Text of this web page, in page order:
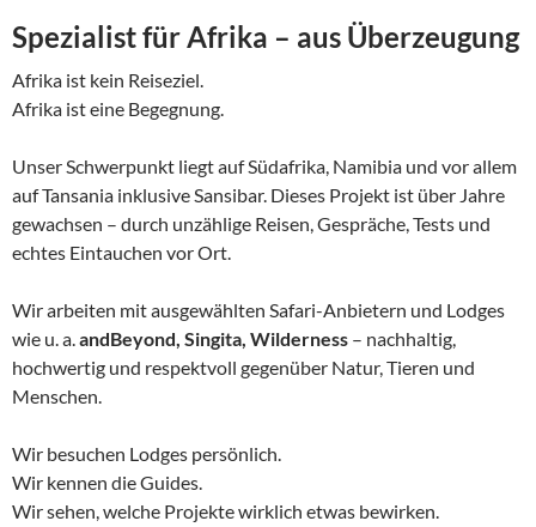
Spezialist für Afrika – aus Überzeugung
Afrika ist kein Reiseziel.
Afrika ist eine Begegnung.
Unser Schwerpunkt liegt auf Südafrika, Namibia und vor allem
auf Tansania inklusive Sansibar. Dieses Projekt ist über Jahre
gewachsen – durch unzählige Reisen, Gespräche, Tests und
echtes Eintauchen vor Ort.
Wir arbeiten mit ausgewählten Safari-Anbietern und Lodges
wie u. a.andBeyond, Singita, Wilderness – nachhaltig,
hochwertig und respektvoll gegenüber Natur, Tieren und
Menschen.
Wir besuchen Lodges persönlich.
Wir kennen die Guides.
Wir sehen, welche Projekte wirklich etwas bewirken.